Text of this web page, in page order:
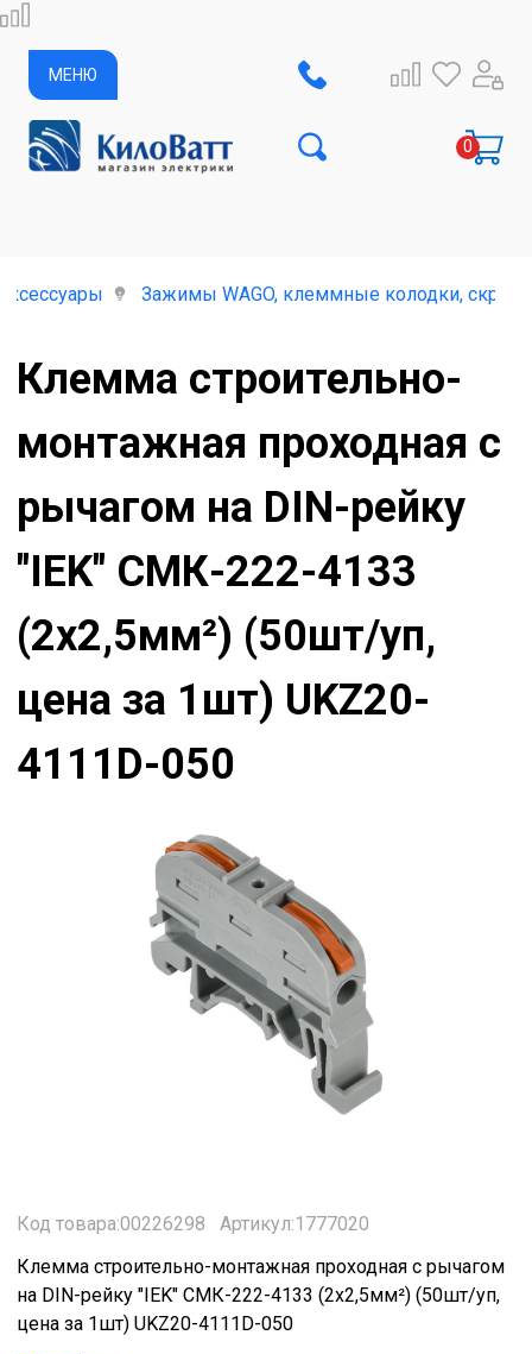
МЕНЮ
Зажимы WAGO, клеммные колодки,
Клемма строительно-
монтажная проходная с
рычагом на DIN-рейку
"IEK" СМК-222-4133
(2х2,5мм²) (50шт/уп,
цена за 1шт) UKZ20-
4111D-050
Код товара:00226298
Артикул:1777020
Клемма строительно-монтажная проходная с рычагом
на DIN-рейку "IEK" СМК-222-4133 (2х2,5мм²) (50шт/уп,
цена за 1шт) UKZ20-4111D-050